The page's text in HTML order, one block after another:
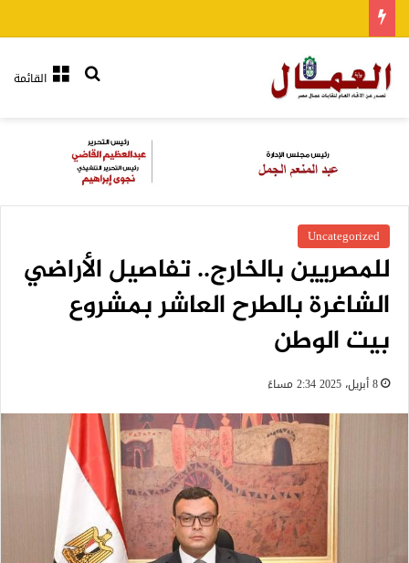
القائمةبحث عن
Uncategorized
للمصريين بالخارج.. تفاصيل الأراضي
الشاغرة بالطرح العاشر بمشروع
بيت الوطن
8 أبريل، 2025 2:34 مساءً